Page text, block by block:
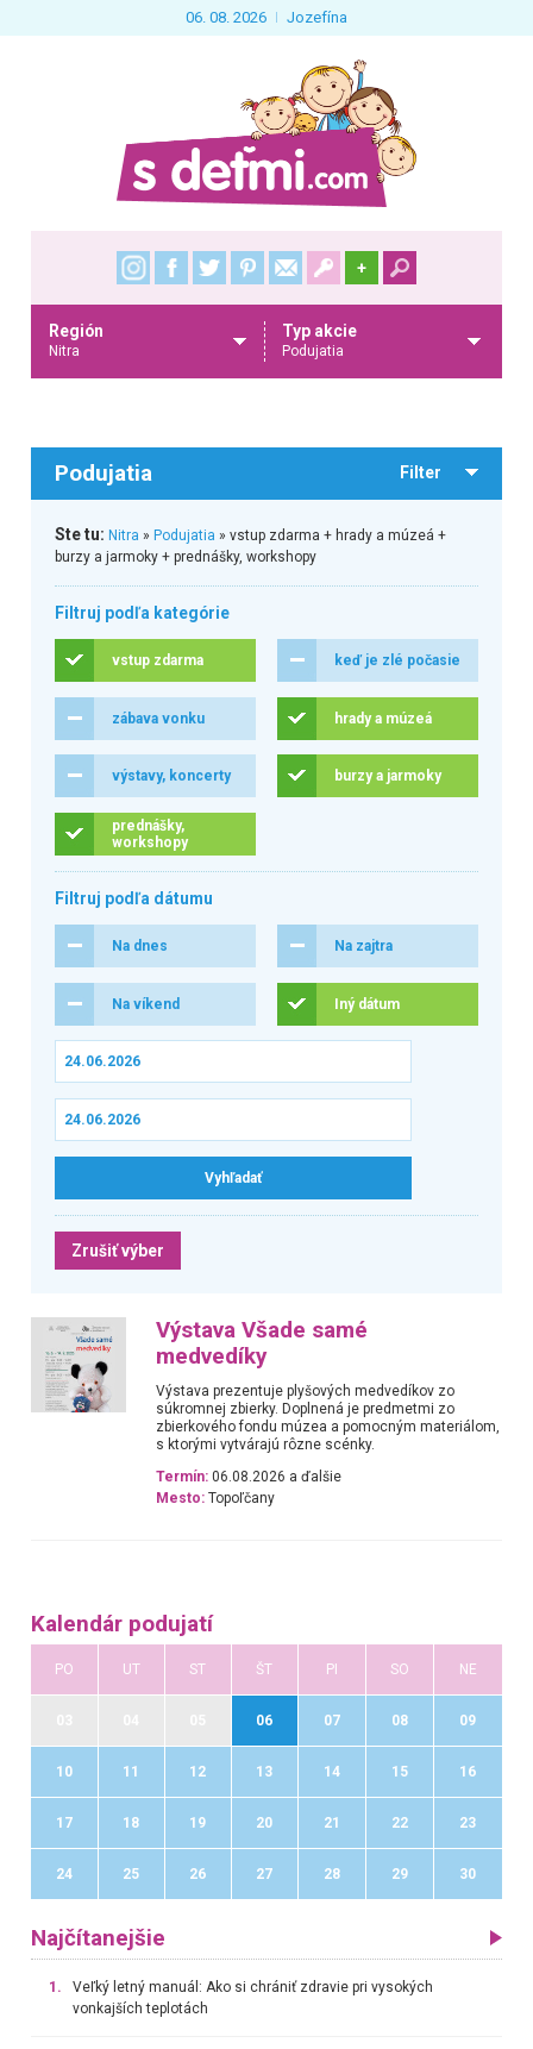
06. 08. 2026 Jozefína
+
Región
Nitra
Typ akcie
Podujatia
Podujatia Filter
Ste tu: Nitra » Podujatia » vstup zdarma + hrady a múzeá +
burzy a jarmoky + prednášky, workshopy
Filtruj podľa kategórie
vstup zdarma keď je zlé počasie
zábava vonku hrady a múzeá
výstavy, koncerty burzy a jarmoky
prednášky,
workshopy
Filtruj podľa dátumu
Na dnes Na zajtra
Na víkend Iný dátum
Zrušiť výber
Výstava Všade samé
medvedíky
Výstava prezentuje plyšových medvedíkov zo
súkromnej zbierky. Doplnená je predmetmi zo
zbierkového fondu múzea a pomocným materiálom,
s ktorými vytvárajú rôzne scénky.
Termín: 06.08.2026 a ďalšie
Mesto: Topoľčany
Kalendár podujatí
PO UT ST ŠT PI SO NE
06 07 08 09
10 11 12 13 14 15 16
17 18 19 20 21 22 23
24 25 26 27 28 29 30
Najčítanejšie
1.
Veľký letný manuál: Ako si chrániť zdravie pri vysokých
vonkajších teplotách